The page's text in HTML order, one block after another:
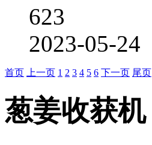
623
2023-05-24
首页 上一页 1 2 3 4 5 6 下一页 尾页
葱姜收获机